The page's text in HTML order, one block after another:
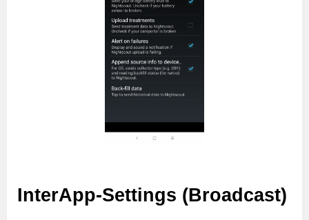
InterApp-Settings (Broadcast)